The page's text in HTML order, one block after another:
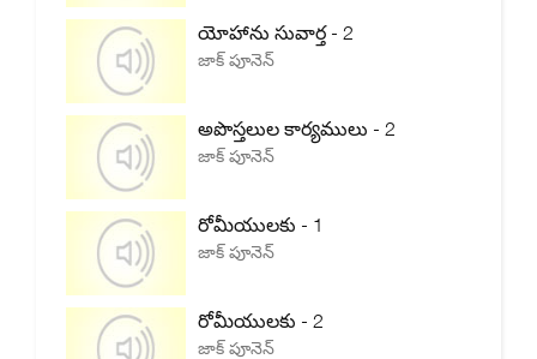
యోహాను సువార్త - 2
జాక్ పూనెన్
అపొస్తలుల కార్యములు - 2
జాక్ పూనెన్
రోమీయులకు - 1
జాక్ పూనెన్
రోమీయులకు - 2
జాక్ పూనెన్